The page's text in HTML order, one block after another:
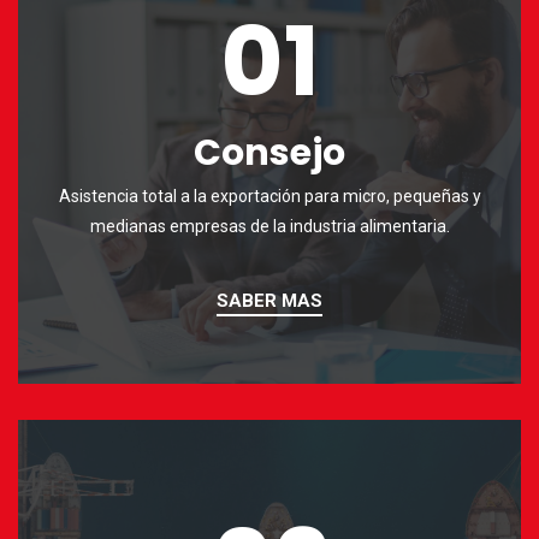
01
Consejo
Asistencia total a la exportación para micro, pequeñas y
medianas empresas de la industria alimentaria.
SABER MAS